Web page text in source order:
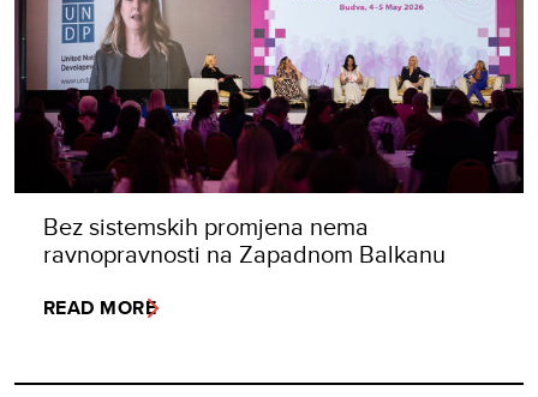
Bez sistemskih promjena nema
ravnopravnosti na Zapadnom Balkanu
READ MORE